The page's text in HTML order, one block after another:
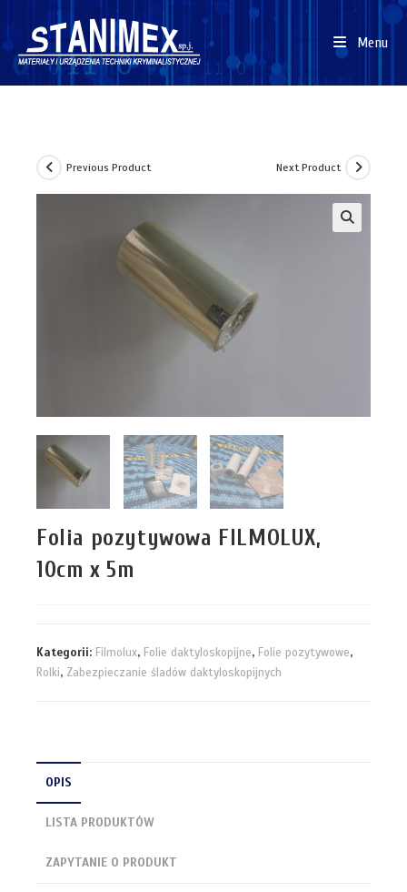
Menu
Previous Product Next Product
Folia pozytywowa FILMOLUX,
10cm x 5m
Kategorii: Filmolux, Folie daktyloskopijne, Folie pozytywowe,
Rolki, Zabezpieczanie śladów daktyloskopijnych
OPIS
LISTA PRODUKTÓW
ZAPYTANIE O PRODUKT